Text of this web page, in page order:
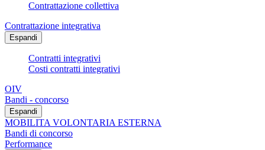
Contrattazione collettiva
Contrattazione integrativa
Espandi
Contratti integrativi
Costi contratti integrativi
OIV
Bandi - concorso
Espandi
MOBILITA VOLONTARIA ESTERNA
Bandi di concorso
Performance